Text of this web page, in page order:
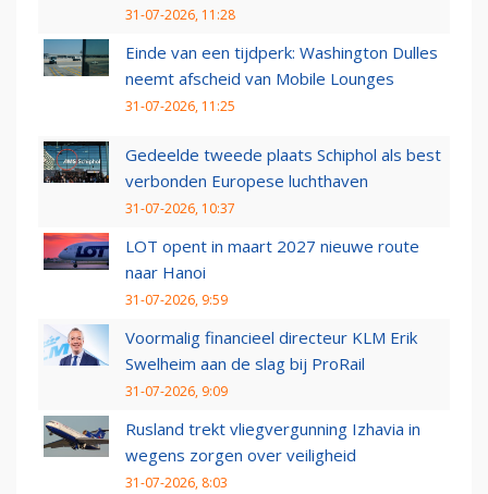
31-07-2026, 11:28
Einde van een tijdperk: Washington Dulles
neemt afscheid van Mobile Lounges
31-07-2026, 11:25
Gedeelde tweede plaats Schiphol als best
verbonden Europese luchthaven
31-07-2026, 10:37
LOT opent in maart 2027 nieuwe route
naar Hanoi
31-07-2026, 9:59
Voormalig financieel directeur KLM Erik
Swelheim aan de slag bij ProRail
31-07-2026, 9:09
Rusland trekt vliegvergunning Izhavia in
wegens zorgen over veiligheid
31-07-2026, 8:03